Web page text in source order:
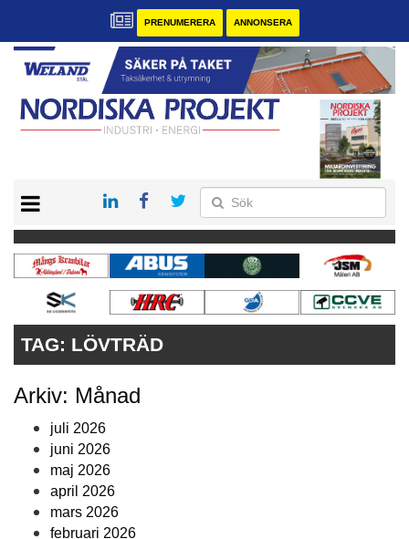
PRENUMERERA ANNONSERA
KONTAKT
VÅRA ANDRA MAGASIN
PRENUMERERA
ANNONSERA
TAG: LÖVTRÄD
Arkiv: Månad
juli 2026
juni 2026
maj 2026
april 2026
mars 2026
februari 2026